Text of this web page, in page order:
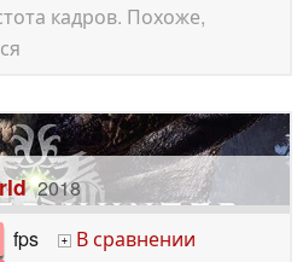
кадров. Похоже,
2018
fps +
В сравнении